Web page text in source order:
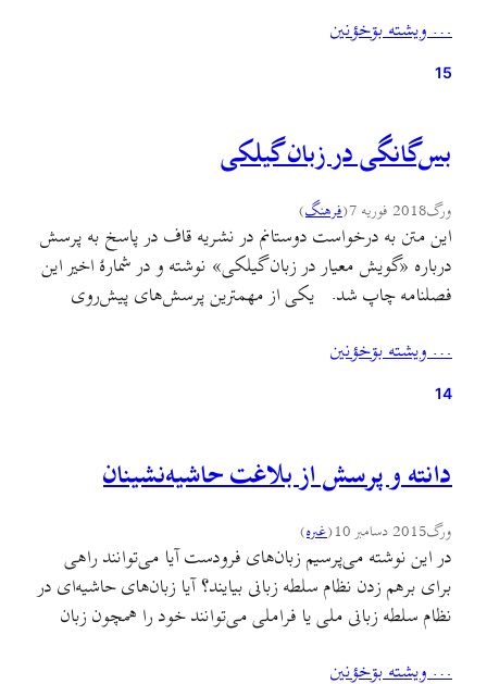
ستد و مرکز اداری…
… ويشته بۊخؤنين
15
بس‌گانگی در زبان گیلکی
ورگ2018 فوریه 7 (فرهنگ)
این متن به درخواست دوستانم در نشریه قاف در پاسخ به پرسش
درباره «گویش معیار در زبان گیلکی» نوشته و در شمارهٔ اخیر این
فصلنامه چاپ شد. یکی از مهمترین پرسش‌های پیش‌روی
چندلهجه‌ای بودن زبان گیلکی است. پیش از اینکه در باتلاق
بحث قدیمی…
… ويشته بۊخؤنين
14
دانته و پرسش از بلاغت حاشیه‌نشینان
ورگ2015 دسامبر 10 (غىره)
در این نوشته می‌پرسیم زبان‌های فرودست آیا می‌توانند راهی
برای برهم زدن نظام سلطه زبانی بیایند؟ آیا زبان‌های حاشیه‌ای در
نظام سلطه زبانی ملی یا فراملی می‌توانند خود را همچون زبان
سلطه زبانی و زبان‌های حاشیه‌ای می‌دهیم. سپس با بررسی
… ويشته بۊخؤنين